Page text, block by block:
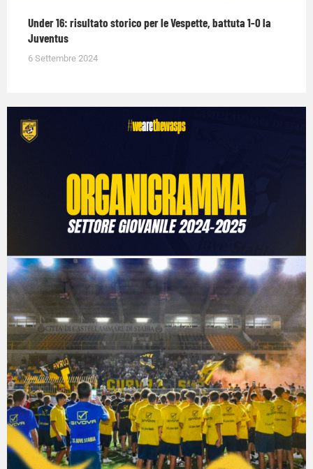
Under 16: risultato storico per le Vespette, battuta 1-0 la
Juventus
6 Settembre 2024